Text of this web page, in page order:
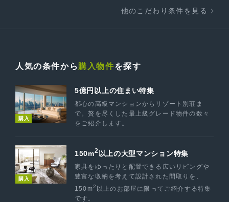
他のこだわり条件を見る
人気の条件から 購入物件を探す
購入
5億円以上の住まい特集
都心の高級マンションからリゾート別荘ま
で。贅を尽くした最上級グレード物件の数々
をご紹介します。
購入
150m2 以上の大型マンション特集
家具をゆったりと配置できる広いリビングや
豊富な収納を考えて設計された間取りを、
150m2 以上のお部屋に限ってご紹介する特集
です。